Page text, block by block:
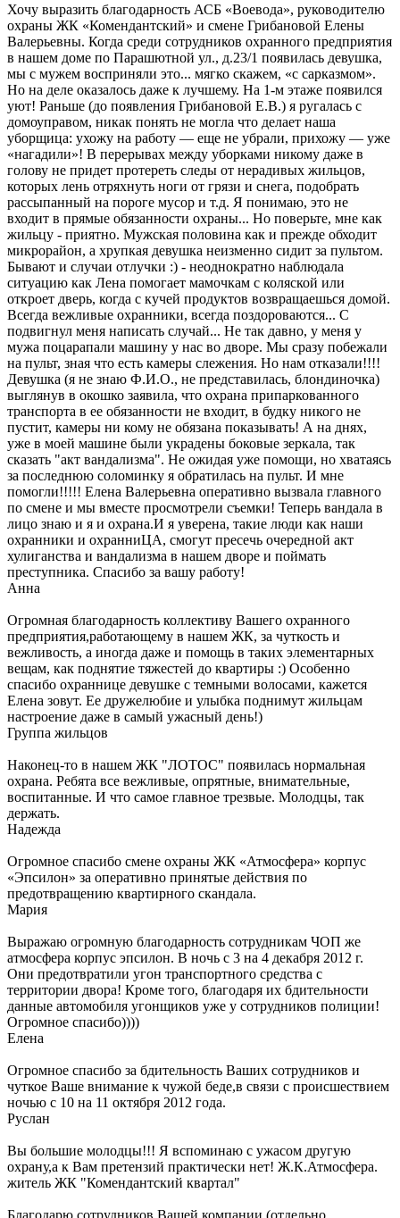
Хочу выразить благодарность АСБ «Воевода», руководителю
охраны ЖК «Комендантский» и смене Грибановой Елены
Валерьевны. Когда среди сотрудников охранного предприятия
в нашем доме по Парашютной ул., д.23/1 появилась девушка,
мы с мужем восприняли это... мягко скажем, «с сарказмом».
Но на деле оказалось даже к лучшему. На 1-м этаже появился
уют! Раньше (до появления Грибановой Е.В.) я ругалась с
домоуправом, никак понять не могла что делает наша
уборщица: ухожу на работу — еще не убрали, прихожу — уже
«нагадили»! В перерывах между уборками никому даже в
голову не придет протереть следы от нерадивых жильцов,
которых лень отряхнуть ноги от грязи и снега, подобрать
рассыпанный на пороге мусор и т.д. Я понимаю, это не
входит в прямые обязанности охраны... Но поверьте, мне как
жильцу - приятно. Мужская половина как и прежде обходит
микрорайон, а хрупкая девушка неизменно сидит за пультом.
Бывают и случаи отлучки :) - неоднократно наблюдала
ситуацию как Лена помогает мамочкам с коляской или
откроет дверь, когда с кучей продуктов возвращаешься домой.
Всегда вежливые охранники, всегда поздороваются... С
подвигнул меня написать случай... Не так давно, у меня у
мужа поцарапали машину у нас во дворе. Мы сразу побежали
на пульт, зная что есть камеры слежения. Но нам отказали!!!!
Девушка (я не знаю Ф.И.О., не представилась, блондиночка)
выглянув в окошко заявила, что охрана припаркованного
транспорта в ее обязанности не входит, в будку никого не
пустит, камеры ни кому не обязана показывать! А на днях,
уже в моей машине были украдены боковые зеркала, так
сказать "акт вандализма". Не ожидая уже помощи, но хватаясь
за последнюю соломинку я обратилась на пульт. И мне
помогли!!!!! Елена Валерьевна оперативно вызвала главного
по смене и мы вместе просмотрели съемки! Теперь вандала в
лицо знаю и я и охрана.И я уверена, такие люди как наши
охранники и охранниЦА, смогут пресечь очередной акт
хулиганства и вандализма в нашем дворе и поймать
преступника. Спасибо за вашу работу!
Анна
Огромная благодарность коллективу Вашего охранного
предприятия,работающему в нашем ЖК, за чуткость и
вежливость, а иногда даже и помощь в таких элементарных
вещам, как поднятие тяжестей до квартиры :) Особенно
спасибо охраннице девушке с темными волосами, кажется
Елена зовут. Ее дружелюбие и улыбка поднимут жильцам
настроение даже в самый ужасный день!)
Группа жильцов
Наконец-то в нашем ЖК "ЛОТОС" появилась нормальная
охрана. Ребята все вежливые, опрятные, внимательные,
воспитанные. И что самое главное трезвые. Молодцы, так
держать.
Надежда
Огромное спасибо смене охраны ЖК «Атмосфера» корпус
«Эпсилон» за оперативно принятые действия по
предотвращению квартирного скандала.
Мария
Выражаю огромную благодарность сотрудникам ЧОП же
атмосфера корпус эпсилон. В ночь с 3 на 4 декабря 2012 г.
Они предотвратили угон транспортного средства с
территории двора! Кроме того, благодаря их бдительности
данные автомобиля угонщиков уже у сотрудников полиции!
Огромное спасибо))))
Елена
Огромное спасибо за бдительность Ваших сотрудников и
чуткое Ваше внимание к чужой беде,в связи с происшествием
ночью с 10 на 11 октября 2012 года.
Руслан
Вы большие молодцы!!! Я вспоминаю с ужасом другую
охрану,а к Вам претензий практически нет! Ж.К.Атмосфера.
житель ЖК "Комендантский квартал"
Благодарю сотрудников Вашей компании (отдельно